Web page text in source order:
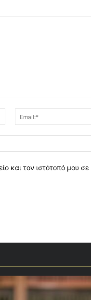
Όνομα:*
και τον ιστότοπό μου